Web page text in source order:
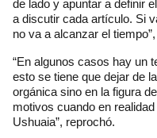
de lado y apuntar a definir
a discutir cada artículo. Si
no va a alcanzar el
“En algunos casos hay un
esto se tiene que dejar de
orgánica sino en la figura
motivos cuando en
Ushuaia”, reprochó.